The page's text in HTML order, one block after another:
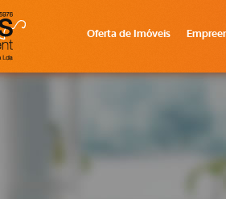
Oferta de Imóveis